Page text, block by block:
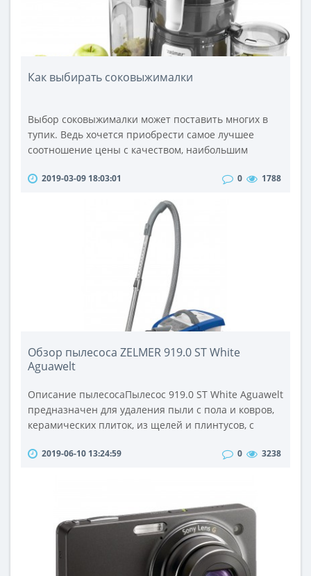
Как выбирать соковыжималки
Выбор соковыжималки может поставить многих в
тупик. Ведь хочется приобрести самое лучшее
соотношение цены с качеством, наибольшим
отходов. Что же делать? Все просто, необходимо
параметры следует обратить внимание при выборе
соковыжималки.И так, первый, и самый важный
параметр – это форма сепаратора. Современные ..
2019-03-09 18:03:01 0 1788
Обзор пылесоса ZELMER 919.0 ST White
Aguawelt
Описание пылесосаПылесос 919.0 ST White Aguawelt
предназначен для удаления пыли с пола и ковров,
керамических плиток, из щелей и плинтусов, с
тюлевых занавесок, а также для сбора жидкостей и
важно:Подключайте пылесос только к сети
переменного тока 230 V, за..
2019-06-10 13:24:59 0 3238